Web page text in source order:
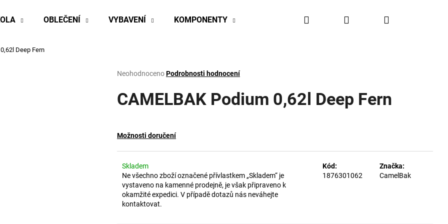
OBLEČENÍ VYBAVENÍ KOMPONENTY BIKESPORT EVENTY BIKESPORTUL VÝHODY
Hledat PřihlášeníNákupní
Deep Fern
Průměrné
produktu
je
hvězdiček.
NeohodnocenoPodrobnosti hodnocení
CAMELBAK Podium 0,62l Deep Fern
Možnosti doručení
Skladem
Ne všechno zboží označené přívlastkem „Skladem“ je
vystaveno na kamenné prodejně, je však připraveno k
okamžité expedici. V případě dotazů nás neváhejte
kontaktovat.
Kód:
1876301062
Značka:
CamelBak
Co potřebujete najít?
HLEDAT